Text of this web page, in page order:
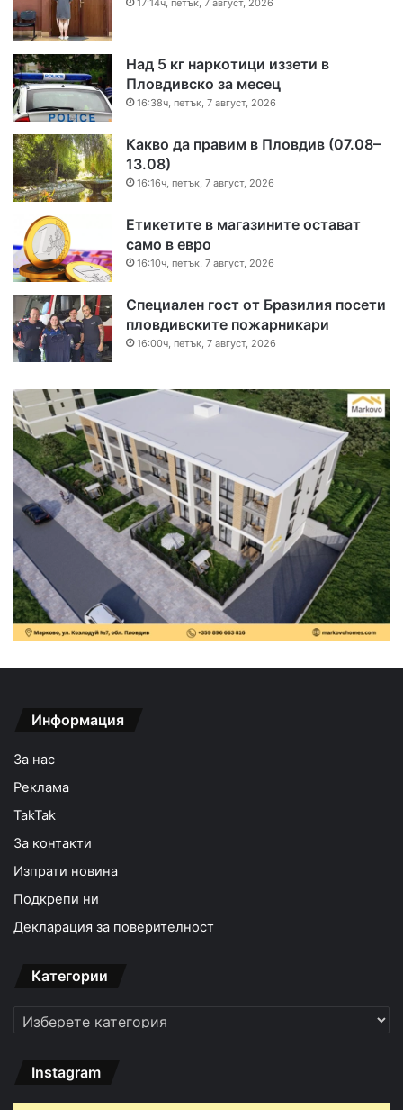
17:14ч, петък, 7 август, 2026
Над 5 кг наркотици иззети в
Пловдивско за месец
16:38ч, петък, 7 август, 2026
Какво да правим в Пловдив (07.08–
13.08)
16:16ч, петък, 7 август, 2026
Етикетите в магазините остават
само в евро
16:10ч, петък, 7 август, 2026
Специален гост от Бразилия посети
пловдивските пожарникари
16:00ч, петък, 7 август, 2026
Информация
За нас
Реклама
TakTak
За контакти
Изпрати новина
Подкрепи ни
Декларация за поверителност
Категории
Категории
Instagram